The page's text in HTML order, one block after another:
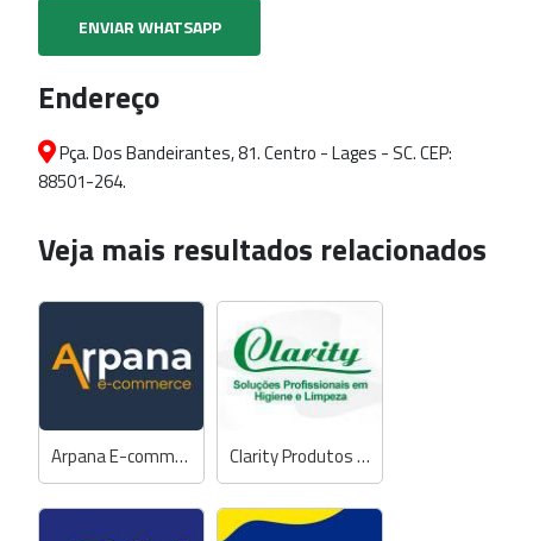
ENVIAR WHATSAPP
Endereço
Pça. Dos Bandeirantes, 81. Centro - Lages - SC. CEP:
88501-264.
Veja mais resultados relacionados
Arpana E-commerce Clarity Produtos de Limpeza